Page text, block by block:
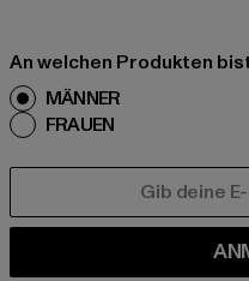
An welchen Produkten
MÄNNER
FRAUEN